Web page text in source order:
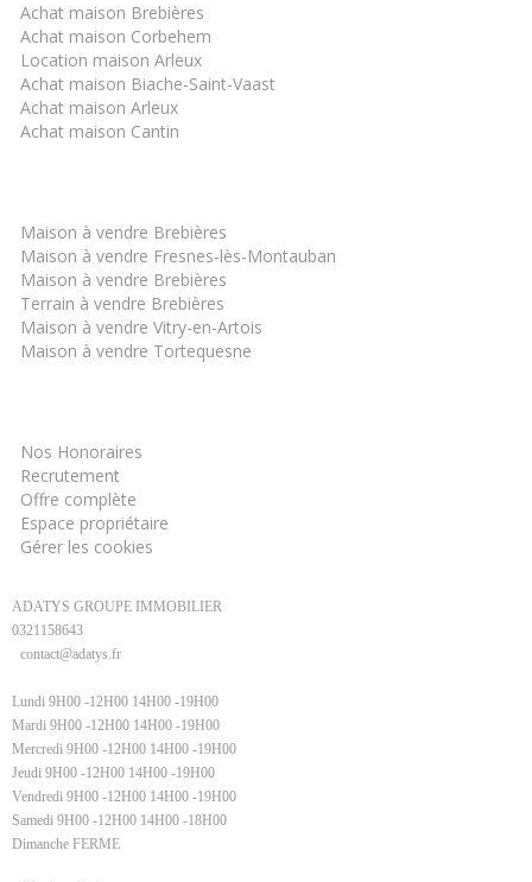
Achat maison Brebières
Achat maison Corbehem
Location maison Arleux
Achat maison Biache-Saint-Vaast
Achat maison Arleux
Achat maison Cantin
Maison à vendre Brebières
Maison à vendre Fresnes-lès-Montauban
Maison à vendre Brebières
Terrain à vendre Brebières
Maison à vendre Vitry-en-Artois
Maison à vendre Tortequesne
Nos Honoraires
Recrutement
Offre complète
Espace propriétaire
Gérer les cookies
ADATYS GROUPE IMMOBILIER
0321158643
contact@adatys.fr
Lundi 9H00 -12H00 14H00 -19H00
Mardi 9H00 -12H00 14H00 -19H00
Mercredi 9H00 -12H00 14H00 -19H00
Jeudi 9H00 -12H00 14H00 -19H00
Vendredi 9H00 -12H00 14H00 -19H00
Samedi 9H00 -12H00 14H00 -18H00
Dimanche FERME